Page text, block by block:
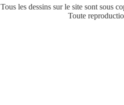
Tous les dessins sur le site sont sous
Toute